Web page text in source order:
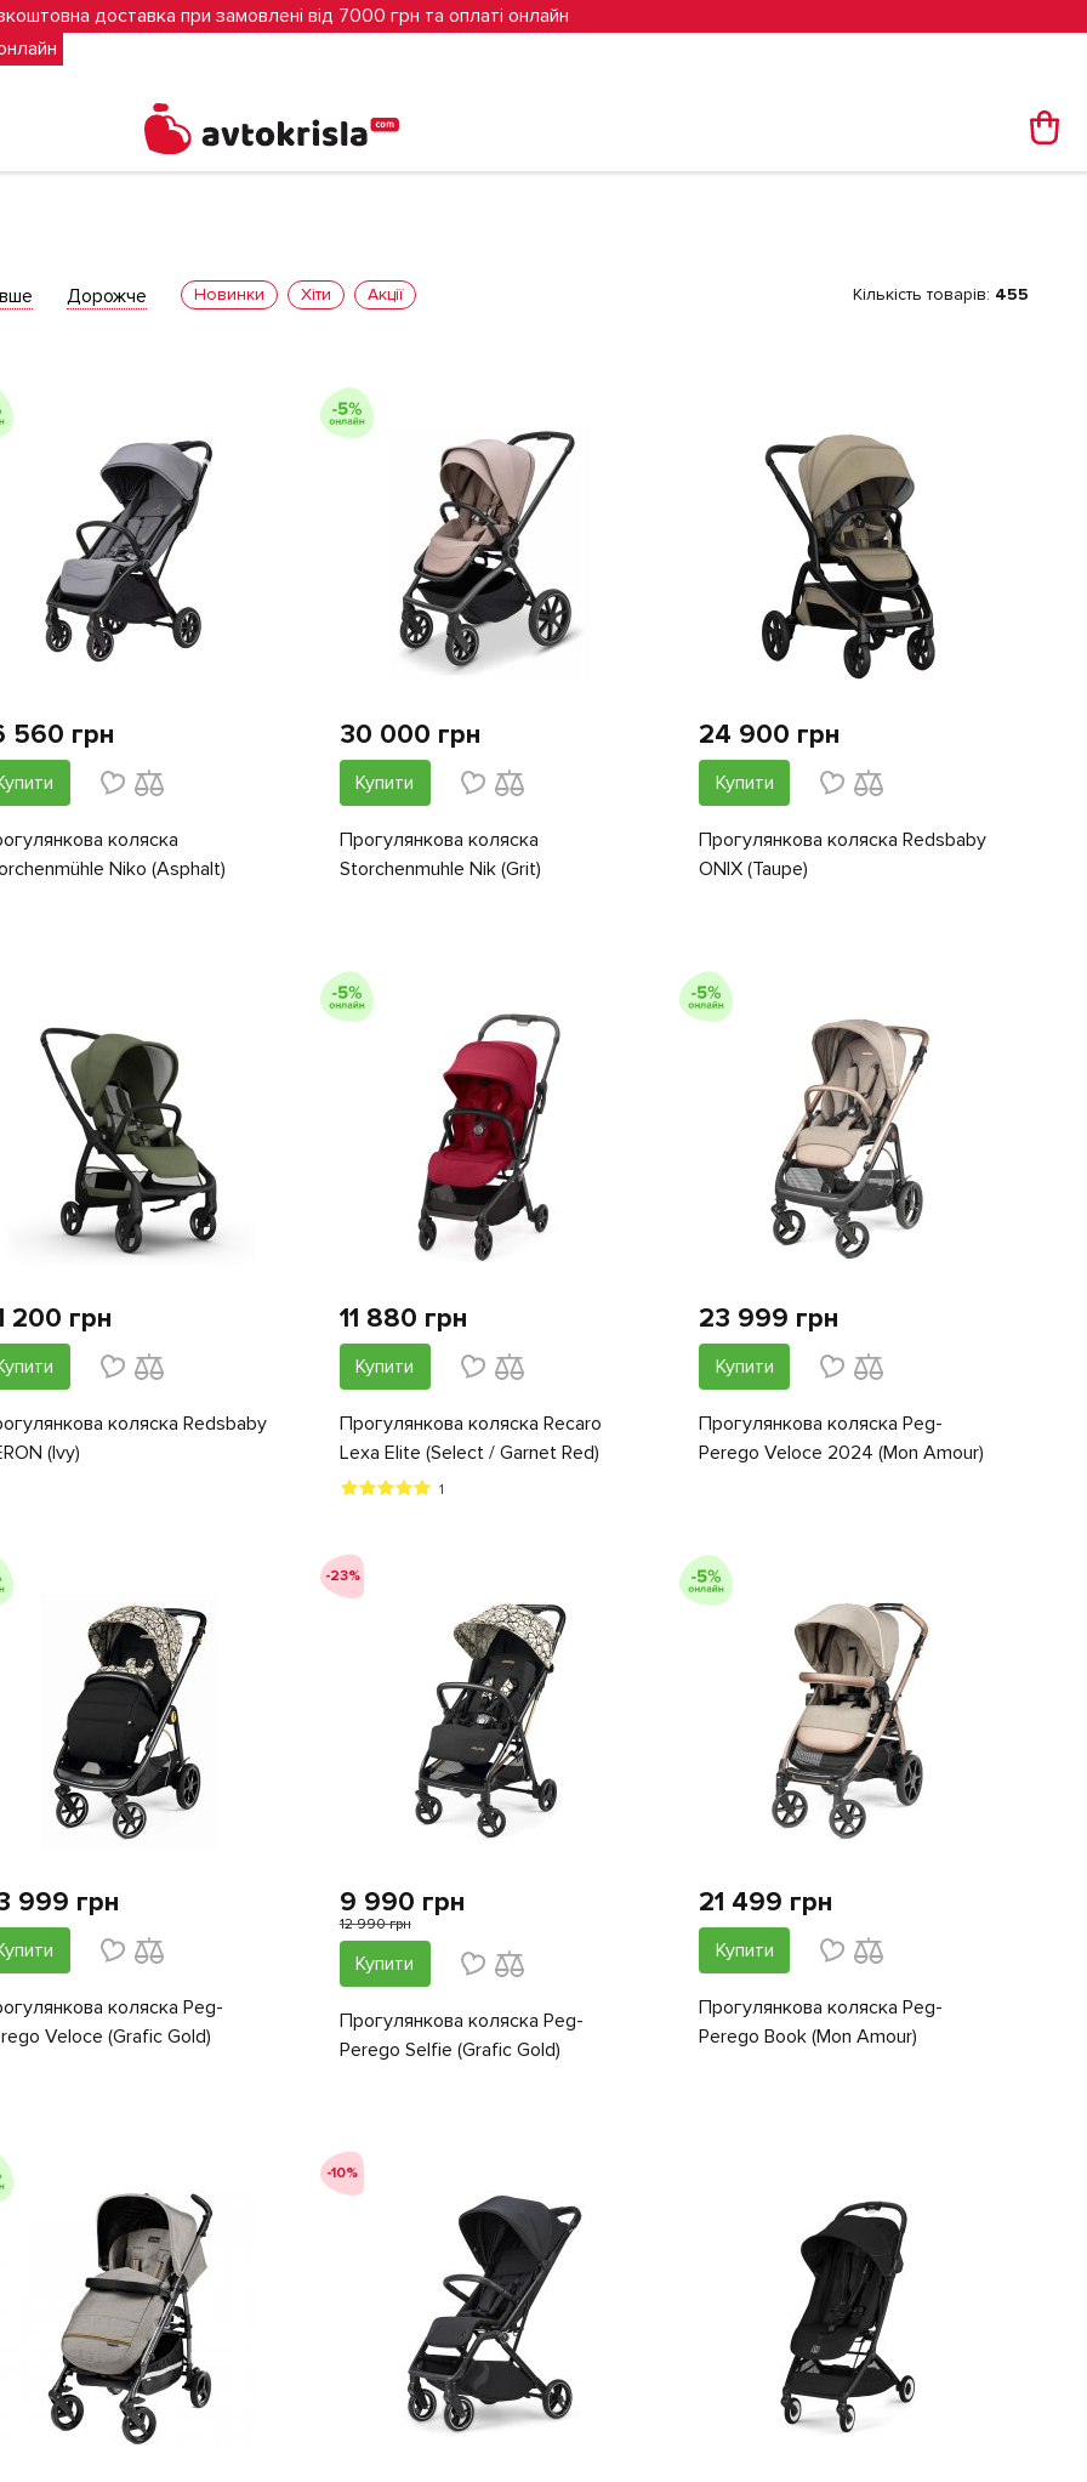
доставка при замовлені від 7000 грн та оплаті онлайн
Дорожче Новинки Хіти Акції Кількість товарів: 455
560 грн
коляска
Niko (Asphalt)
30 000 грн
Купити
Прогулянкова коляска
Storchenmuhle Nik (Grit)
24 900 грн
Купити
Прогулянкова коляска Redsbaby
ONIX (Taupe)
200 грн
коляска Redsbaby
(Ivy)
11 880 грн
Купити
Прогулянкова коляска Recaro
Lexa Elite (Select / Garnet Red)
1
23 999 грн
Купити
Прогулянкова коляска Peg-
Perego Veloce 2024 (Mon Amour)
999 грн
коляска Peg-
Veloce (Grafic Gold)
-23%
9 990 грн
12 990 грн
Купити
Прогулянкова коляска Peg-
Perego Selfie (Grafic Gold)
21 499 грн
Купити
Прогулянкова коляска Peg-
Perego Book (Mon Amour)
-10%